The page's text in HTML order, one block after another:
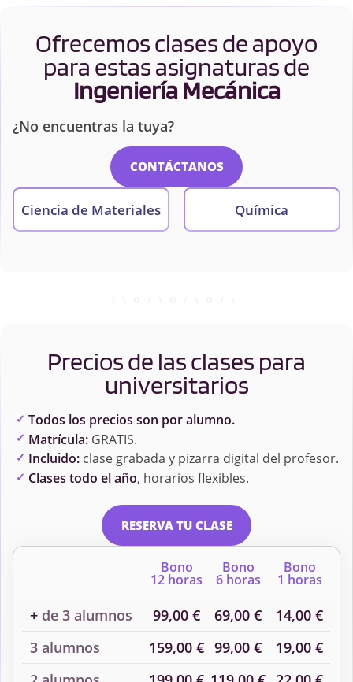
Ofrecemos clases de apoyo
para estas asignaturas de
Ingeniería Mecánica
¿No encuentras la tuya?
CONTÁCTANOS
Ciencia de Materiales Química
Precios de las clases para
universitarios
Todos los precios son por alumno.
Matrícula:GRATIS.
Incluido:clase grabada y pizarra digital del profesor.
Clases todo el año, horarios flexibles.
RESERVA TU CLASE
Bono
12 horas
Bono
6 horas
Bono
1 horas
+ de 3 alumnos 99,00 € 69,00 €
14,00 €
3 alumnos
159,00 € 99,00 €
19,00 €